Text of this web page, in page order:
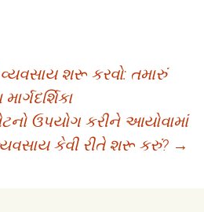
શરૂ કરવો: તમારું
ઉપયોગ કરીને આયોવામાં
કેવી રીતે શરૂ કરું? →